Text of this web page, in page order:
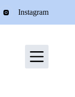
Instagram